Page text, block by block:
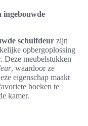
ingebouwde
schuifdeur zijn
opbergoplossing
Deze meubelstukken
, waardoor ze
eigenschap maakt
boeken te
kamer.